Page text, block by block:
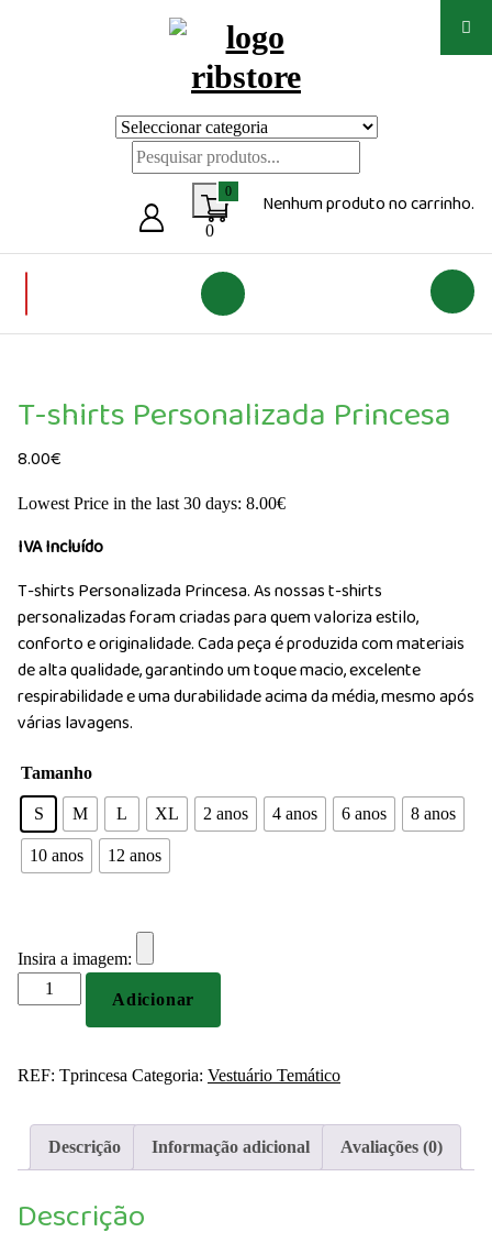
0
0
Nenhum produto no carrinho.
T-shirts Personalizada Princesa
8.00€
Lowest Price in the last 30 days: 8.00€
IVA Incluído
T-shirts Personalizada Princesa. As nossas t-shirts
personalizadas foram criadas para quem valoriza estilo,
conforto e originalidade. Cada peça é produzida com materiais
de alta qualidade, garantindo um toque macio, excelente
respirabilidade e uma durabilidade acima da média, mesmo após
várias lavagens.
Tamanho
S M L XL 2 anos 4 anos 6 anos 8 anos
10 anos 12 anos
Insira a imagem:
Quantidade
de
Personalizada
Adicionar
REF: Tprincesa Categoria: Vestuário Temático
Descrição Informação adicional Avaliações (0)
Descrição